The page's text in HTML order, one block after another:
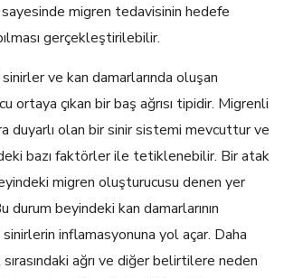
migren tedavisinin hedefe
gerçekleştirilebilir.
ve kan damarlarında oluşan
ortaya çıkan bir baş ağrısı tipidir. Migrenli
duyarlı olan bir sinir sistemi mevcuttur ve
bazı faktörler ile tetiklenebilir. Bir atak
migren oluşturucusu denen yer
durum beyindeki kan damarlarının
inflamasyonuna yol açar. Daha
ağrı ve diğer belirtilere neden